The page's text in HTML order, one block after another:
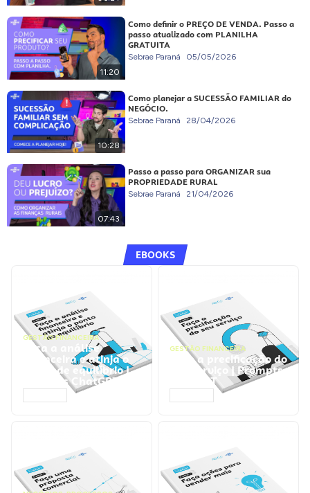
11:20
Como definir o PREÇO DE VENDA. Passo a
passo atualizado com PLANILHA
GRATUITA
Sebrae Paraná 05/05/2026
10:28
Como planejar a SUCESSÃO FAMILIAR do
NEGÓCIO.
Sebrae Paraná 28/04/2026
07:43
Passo a passo para ORGANIZAR sua
PROPRIEDADE RURAL
Sebrae Paraná 21/04/2026
EBOOKS
GESTÃO FINANCEIRA
Faça a análise
financeira e atinja o
ponto de equilíbrio |
Prompts ChatGPT
GESTÃO FINANCEIRA
Faça a precificação do
seu serviço | Prompts
ChatGPT